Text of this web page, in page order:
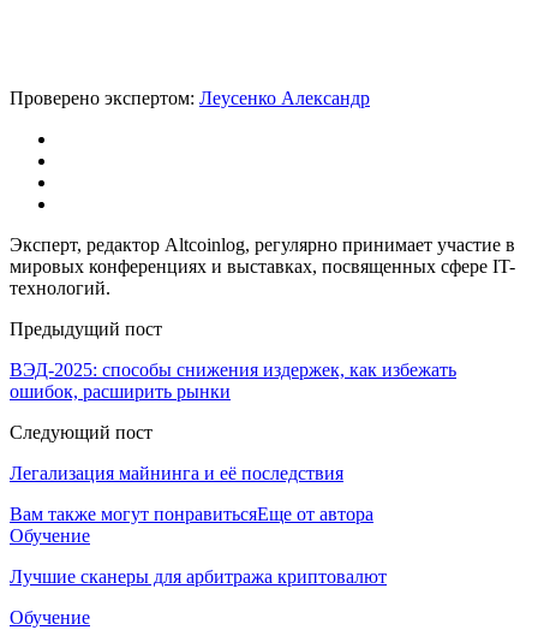
Проверено экспертом: Леусенко Александр
Эксперт, редактор Altcoinlog, регулярно принимает участие в
мировых конференциях и выставках, посвященных сфере IT-
технологий.
Предыдущий пост
ВЭД-2025: способы снижения издержек, как избежать
ошибок, расширить рынки
Следующий пост
Легализация майнинга и её последствия
Вам также могут понравитьсяЕще от автора
Обучение
Лучшие сканеры для арбитража криптовалют
Обучение